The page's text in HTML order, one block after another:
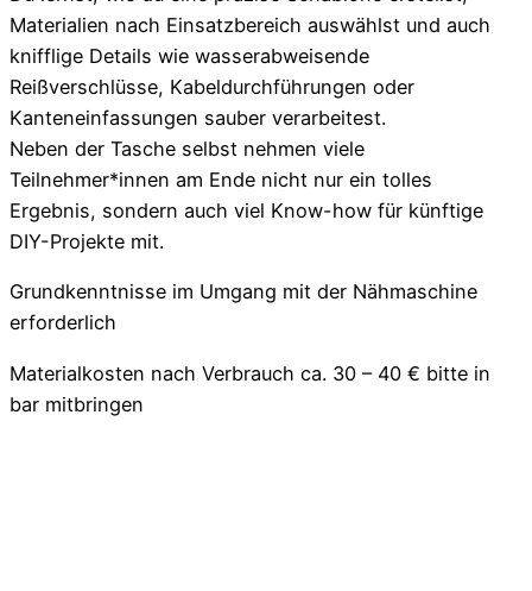
Materialien nach Einsatzbereich auswählst und auch
knifflige Details wie wasserabweisende
Reißverschlüsse, Kabeldurchführungen oder
Kanteneinfassungen sauber verarbeitest.
Neben der Tasche selbst nehmen viele
Teilnehmer*innen am Ende nicht nur ein tolles
Ergebnis, sondern auch viel Know-how für künftige
DIY-Projekte mit.
Grundkenntnisse im Umgang mit der Nähmaschine
erforderlich
Materialkosten nach Verbrauch ca. 30 – 40 € bitte in
bar mitbringen